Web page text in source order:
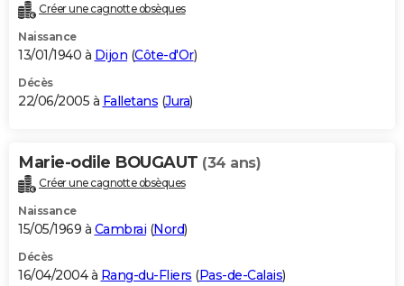
Créer une cagnotte obsèques
Naissance
13/01/1940 à Dijon (Côte-d'Or)
Décès
22/06/2005 à Falletans (Jura)
Marie-odile BOUGAUT (34 ans)
Créer une cagnotte obsèques
Naissance
15/05/1969 à Cambrai (Nord)
Décès
16/04/2004 à Rang-du-Fliers (Pas-de-Calais)